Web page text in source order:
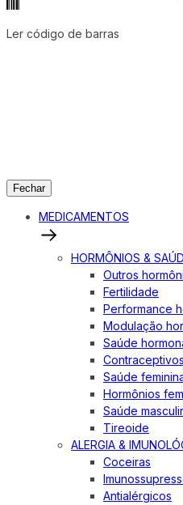
Ler código de barras
Fechar
MEDICAMENTOS
HORMÔNIOS &
Outros
Fertilidade
Performance
Modulação
Saúde
Contraceptivos
Saúde
Hormônios
Saúde
Tireoide
ALERGIA &
Coceiras
Antialérgicos